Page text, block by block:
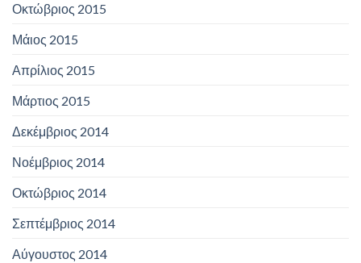
Οκτώβριος 2015
Μάιος 2015
Απρίλιος 2015
Μάρτιος 2015
Δεκέμβριος 2014
Νοέμβριος 2014
Οκτώβριος 2014
Σεπτέμβριος 2014
Αύγουστος 2014